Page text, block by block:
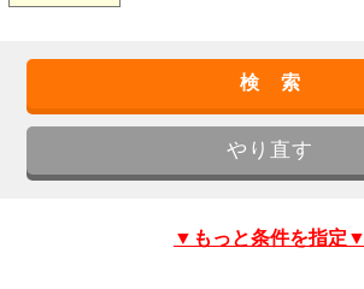
▼もっと条件を指定▼